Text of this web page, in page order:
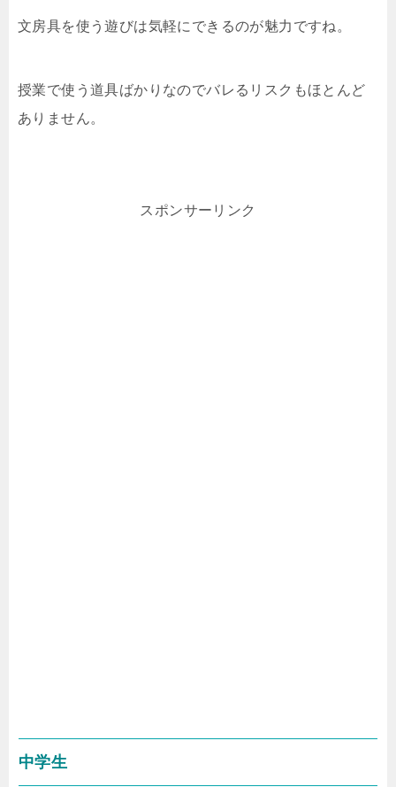
文房具を使う遊びは気軽にできるのが魅力ですね。
授業で使う道具ばかりなのでバレるリスクもほとんど
ありません。
スポンサーリンク
中学生